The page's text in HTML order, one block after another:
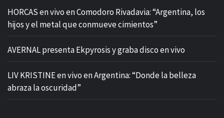
HORCAS en vivo en Comodoro Rivadavia: “Argentina, los
hijos y el metal que conmueve cimientos”
AVERNAL presenta Ekpyrosis y graba disco en vivo
LIV KRISTINE en vivo en Argentina: “Donde la belleza
abraza la oscuridad”